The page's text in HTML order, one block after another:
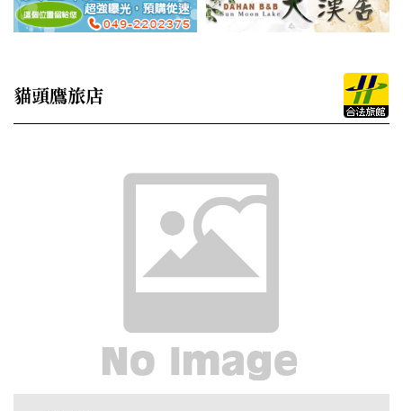
貓頭鷹旅店